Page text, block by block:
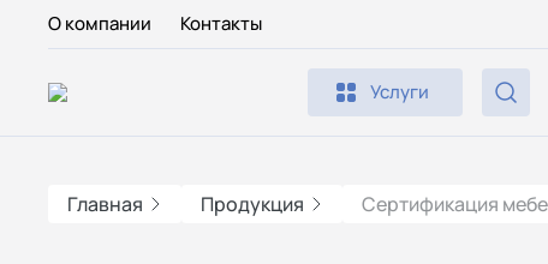
О компании Контакты
Услуги
Главная Продукция Сертификация